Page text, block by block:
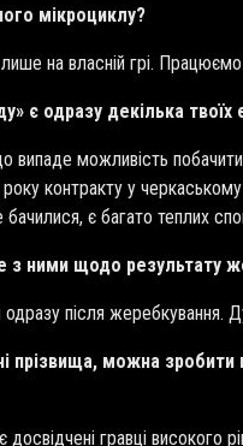
мікроциклу?
на власній грі.
є одразу декілька
можливість
контракту у
є багато теплих
з ними щодо результату
одразу після
прізвища, можна
досвідчені гравці високого